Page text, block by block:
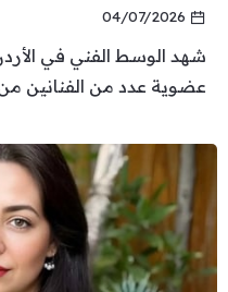
04/07/2026
شهد الوسط الفني في
عضوية عدد من الفنانين من